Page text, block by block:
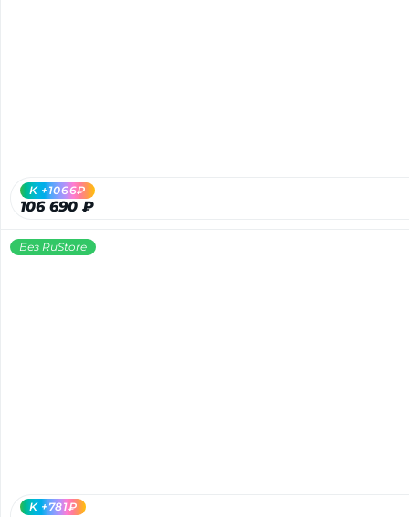
106 690 ₽
K +1066₽
Без RuStore
K +781₽